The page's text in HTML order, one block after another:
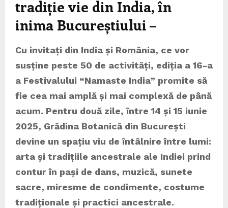
tradiție vie din India, în
inima Bucureștiului –
Cu invitați din India și România, ce vor
susține peste 50 de activități, ediția a 16-a
a Festivalului “Namaste India” promite să
fie cea mai amplă și mai complexă de până
acum. Pentru două zile, între 14 și 15 iunie
2025, Grădina Botanică din București
devine un spațiu viu de întâlnire între lumi:
arta și tradițiile ancestrale ale Indiei prind
contur în pași de dans, muzică, sunete
sacre, miresme de condimente, costume
tradiționale și practici ancestrale.